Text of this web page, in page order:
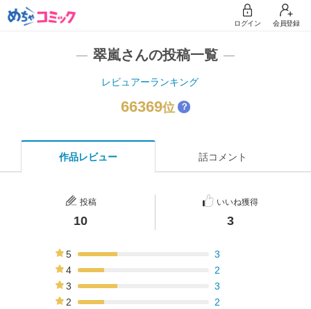
ログイン 会員登録
翠嵐さんの投稿一覧
レビュアーランキング
66369位 ？
作品レビュー 話コメント
投稿
10
いいね獲得
3
5
3
4
2
3
3
2
2